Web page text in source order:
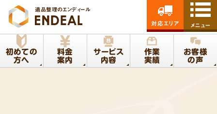
遺品整理のエンディール
初めての
方へ
料金
案内
サービス
内容
作業
実績
お客様
の声
対応エリア メニュー